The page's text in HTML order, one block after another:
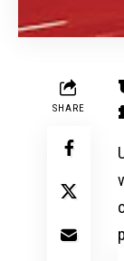
SHARE